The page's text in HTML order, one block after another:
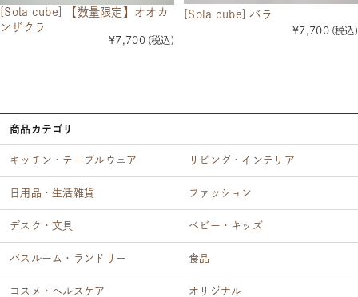
[Sola cube] 【数量限定】オオカ
ンザクラ
¥7,700 (税込)
[Sola cube] バラ
¥7,700 (税込)
商品カテゴリ
キッチン・テーブルウェア リビング・インテリア
日用品・生活雑貨 ファッション
デスク・文具 ベビー・キッズ
バスルーム・ランドリー 食品
コスメ・ヘルスケア オリジナル